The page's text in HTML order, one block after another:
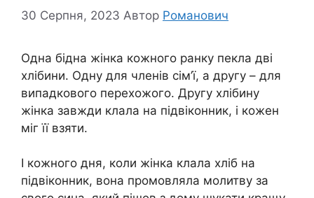
30 Серпня, 2023 Автор Романович
Одна бідна жінка кожного ранку пекла дві
хлібини. Одну для членів сім’ї, а другу – для
випадкового перехожого. Другу хлібину
жінка завжди клала на підвіконник, і кожен
міг її взяти.
І кожного дня, коли жінка клала хліб на
підвіконник, вона промовляла молитву за